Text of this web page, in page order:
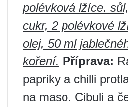
polévková lžíce.
cukr, 2 polévkové
olej, 50 ml
koření. Příprava:
papriky a chilli
na maso. Cibuli a